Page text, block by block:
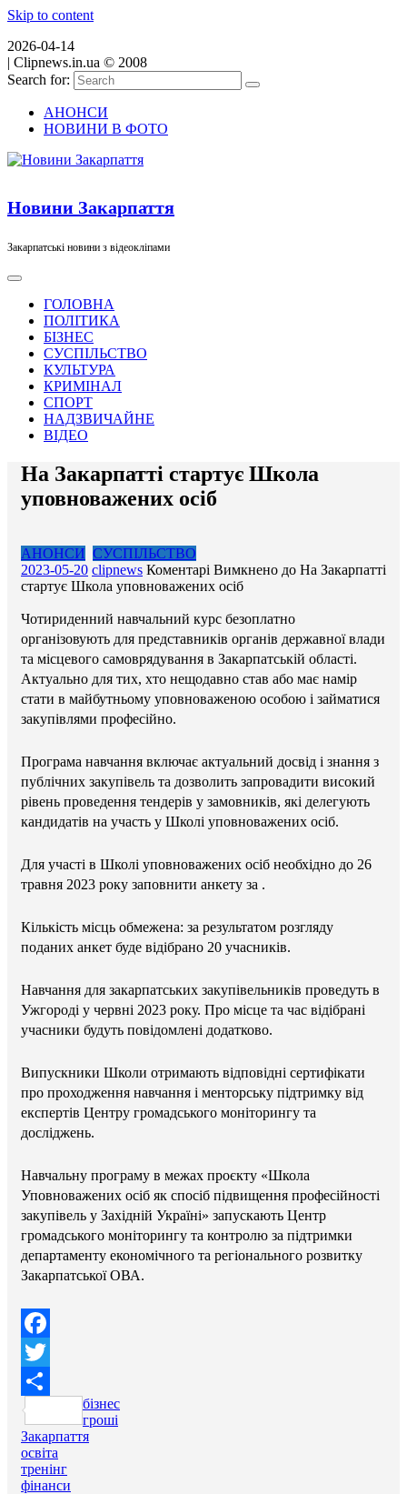
Skip to content
2026-04-14
| Clipnews.in.ua © 2008
Search for:
АНОНСИ
НОВИНИ В ФОТО
Новини Закарпаття
Закарпатські новини з відеокліпами
ГОЛОВНА
ПОЛІТИКА
БІЗНЕС
СУСПІЛЬСТВО
КУЛЬТУРА
КРИМІНАЛ
СПОРТ
НАДЗВИЧАЙНЕ
ВІДЕО
На Закарпатті стартує Школа
уповноважених осіб
АНОНСИ СУСПІЛЬСТВО
2023-05-20 clipnews Коментарі Вимкнено до На Закарпатті
стартує Школа уповноважених осіб
Чотириденний навчальний курс безоплатно
організовують для представників органів державної влади
та місцевого самоврядування в Закарпатській області.
Актуально для тих, хто нещодавно став або має намір
стати в майбутньому уповноваженою особою і займатися
закупівлями професійно.
Програма навчання включає актуальний досвід і знання з
публічних закупівель та дозволить запровадити високий
рівень проведення тендерів у замовників, які делегують
кандидатів на участь у Школі уповноважених осіб.
Для участі в Школі уповноважених осіб необхідно до 26
травня 2023 року заповнити анкету за .
Кількість місць обмежена: за результатом розгляду
поданих анкет буде відібрано 20 учасників.
Навчання для закарпатських закупівельників проведуть в
Ужгороді у червні 2023 року. Про місце та час відібрані
учасники будуть повідомлені додатково.
Випускники Школи отримають відповідні сертифікати
про проходження навчання і менторську підтримку від
експертів Центру громадського моніторингу та
досліджень.
Навчальну програму в межах проєкту «Школа
Уповноважених осіб як спосіб підвищення професійності
закупівель у Західній Україні» запускають Центр
громадського моніторингу та контролю за підтримки
департаменту економічного та регіонального розвитку
Закарпатської ОВА.
Facebook
Twitter
Поділитися
бізнес
гроші
Закарпаття
освіта
тренінг
фінанси